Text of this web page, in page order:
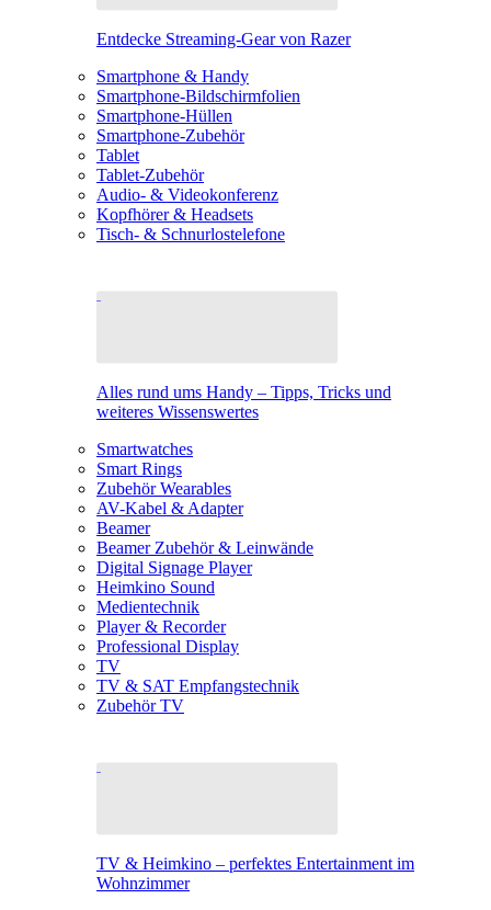
Entdecke Streaming-Gear von Razer
Smartphone & Handy
Smartphone-Bildschirmfolien
Smartphone-Hüllen
Smartphone-Zubehör
Tablet
Tablet-Zubehör
Audio- & Videokonferenz
Kopfhörer & Headsets
Tisch- & Schnurlostelefone
Alles rund ums Handy – Tipps, Tricks und
weiteres Wissenswertes
Smartwatches
Smart Rings
Zubehör Wearables
AV-Kabel & Adapter
Beamer
Beamer Zubehör & Leinwände
Digital Signage Player
Heimkino Sound
Medientechnik
Player & Recorder
Professional Display
TV
TV & SAT Empfangstechnik
Zubehör TV
TV & Heimkino – perfektes Entertainment im
Wohnzimmer